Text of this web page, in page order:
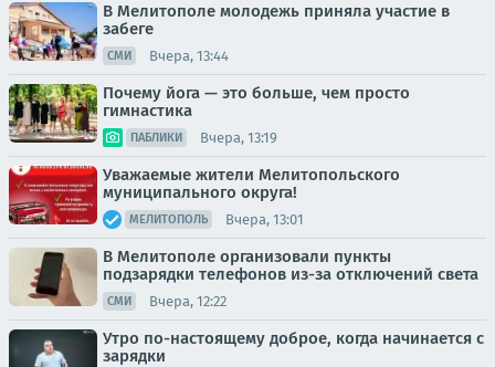
В Мелитополе молодежь приняла участие в
забеге
СМИ Вчера, 13:44
Почему йога — это больше, чем просто
гимнастика
ПАБЛИКИ Вчера, 13:19
Уважаемые жители Мелитопольского
муниципального округа!
МЕЛИТОПОЛЬ Вчера, 13:01
В Мелитополе организовали пункты
подзарядки телефонов из-за отключений света
СМИ Вчера, 12:22
Утро по-настоящему доброе, когда начинается с
зарядки